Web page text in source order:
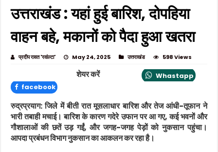
उत्तराखंड : यहां हुई बारिश, दोपहिया
वाहन बहे, मकानों को पैदा हुआ खतरा
प्रदीप रावत 'रवांल्टा' May 24, 2025 उत्तराखंड 598 Views
शेयर करें
Whastapp
facebook
रुद्रप्रयाग: जिले में बीती रात मूसलाधार बारिश और तेज आंधी-तूफान ने
भारी तबाही मचाई। बारिश के कारण गदेरे उफान पर आ गए, कई भवनों और
गौशालाओं की छतें उड़ गईं, और जगह-जगह पेड़ों को नुकसान पहुंचा।
आपदा प्रबंधन विभाग नुकसान का आकलन कर रहा है।